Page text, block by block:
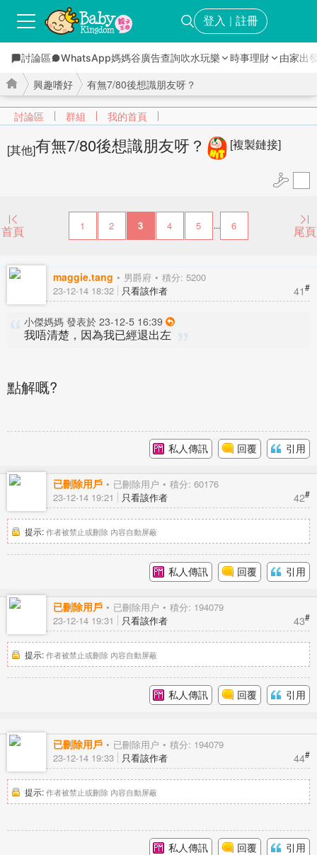
登入 ｜ 註冊
討論區 WhatsApp媽媽谷廣告查詢吹水玩樂 時事理財 由家出
討論區 群組 我的首頁
興趣嗜好 有無7/80後想識朋友呀？
[其他]有無7/80後想識朋友呀？ [複製鏈接]
首頁 1 2 3 4 5 ... 6 尾頁
maggie.tang 男爵府 積分: 5200
41#
23-12-14 18:32 只看該作者
小傑媽媽 發表於 23-12-5 16:39
我唔清楚，因為我已經退出左
點解嘅?
私人傳訊 回覆 引用
已刪除用戶 已刪除用户 積分: 60176
42#
23-12-14 19:21 只看該作者
提示: 作者被禁止或刪除 內容自動屏蔽
私人傳訊 回覆 引用
已刪除用戶 已刪除用户 積分: 194079
43#
23-12-14 19:31 只看該作者
提示: 作者被禁止或刪除 內容自動屏蔽
私人傳訊 回覆 引用
已刪除用戶 已刪除用户 積分: 194079
44#
23-12-14 19:33 只看該作者
提示: 作者被禁止或刪除 內容自動屏蔽
私人傳訊 回覆 引用